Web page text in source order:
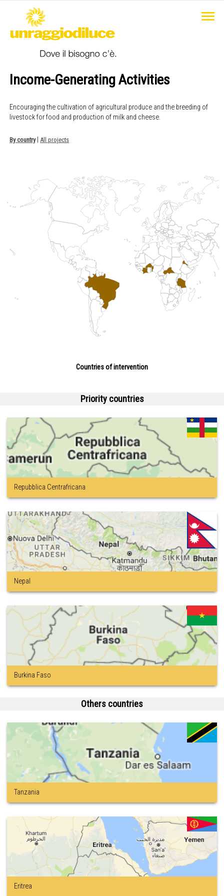
Income-Generating Activities
Encouraging the cultivation of agricultural produce and the breeding of
livestock for food and production of milk and cheese.
By country|All projects
Countries of intervention
Priority countries
Repubblica Centrafricana
Nepal
Burkina Faso
Others countries
Tanzania
Eritrea